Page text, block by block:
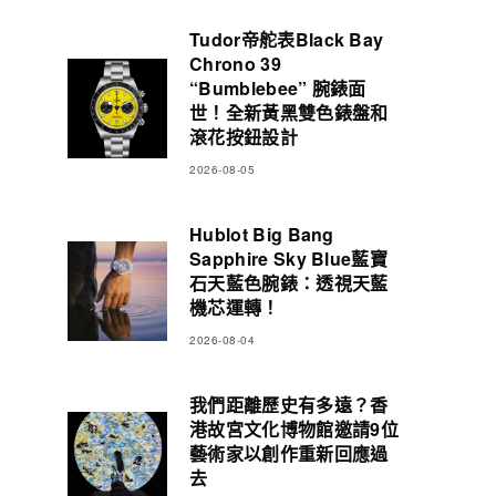
Tudor帝舵表Black Bay
Chrono 39
“Bumblebee” 腕錶面
世！全新黃黑雙色錶盤和
滾花按鈕設計
2026-08-05
Hublot Big Bang
Sapphire Sky Blue藍寶
石天藍色腕錶：透視天藍
機芯運轉！
2026-08-04
我們距離歷史有多遠？香
港故宮文化博物館邀請9位
藝術家以創作重新回應過
去